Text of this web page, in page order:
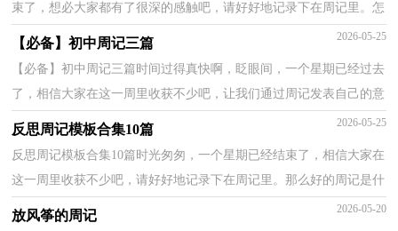
束了，想必大家都有了很深的感触吧，请好好地记录下在周记里。怎
样写好周记呢?以下是小编收集整理的寒假周记9篇，供...
【必备】初中周记三篇 2026-05-25
【必备】初中周记三篇时间过得真快啊，眨眼间，一个星期已经过去
了，相信大家在这一周里收获不少吧，让我们通过周记发表自己的意
见和想法吧。那么好的周记是什么样的呢？下面是小编为...
反思周记模板合集10篇 2026-05-25
反思周记模板合集10篇时光匆匆，一个星期已经结束了，相信大家在
这一周里收获不少吧，请好好地记录下在周记里。那么好的周记是什
么样的呢？下面是小编帮大家整理的反思周记10篇，希望...
放风筝的周记 2026-05-20